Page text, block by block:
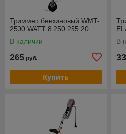
Триммер бензиновый WMT-
2500 WATT 8.250.255.20
В наличии
265 руб.
Купить
В